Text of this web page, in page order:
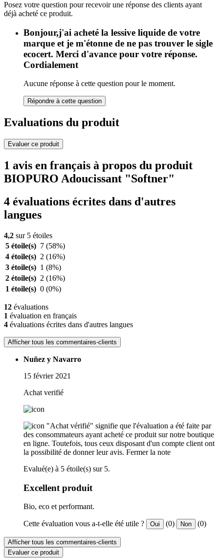
Posez votre question pour recevoir une réponse des clients ayant
déjà acheté ce produit.
Bonjour,j'ai acheté la lessive liquide de votre
marque et je m'étonne de ne pas trouver le sigle
ecocert. Merci d'avance pour votre réponse.
Cordialement
Aucune réponse à cette question pour le moment.
Répondre à cette question
Evaluations du produit
Evaluer ce produit
1 avis en français à propos du produit
BIOPURO Adoucissant "Softner"
4 évaluations écrites dans d'autres
langues
4,2 sur 5 étoiles
5 étoile(s) 7 (58%)
4 étoile(s) 2 (16%)
3 étoile(s) 1 (8%)
2 étoile(s) 2 (16%)
1 étoile(s) 0 (0%)
12 évaluations
1 évaluation en français
4 évaluations écrites dans d'autres langues
Afficher tous les commentaires-clients
Nuñez y Navarro
15 février 2021
Achat verifié
"Achat vérifié" signifie que l'évaluation a été faite par
des consommateurs ayant acheté ce produit sur notre boutique
en ligne. Toutefois, tous ceux disposant d'un compte client ont
la possibilité de donner leur avis. Fermer la note
Evalué(e) à 5 étoile(s) sur 5.
Excellent produit
Bio, eco et performant.
Cette évaluation vous a-t-elle été utile ? Oui (0) Non (0)
Afficher tous les commentaires-clients
Evaluer ce produit